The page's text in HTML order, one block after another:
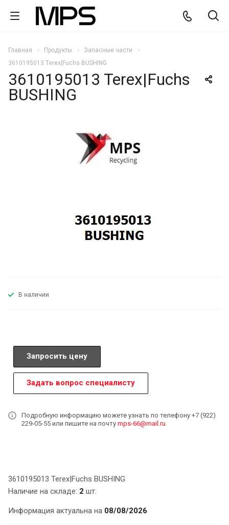
Главная Продукты
Запасные части
3610195013 Terex|Fuchs BUSHING
3610195013 Terex|Fuchs
BUSHING
В наличии
Запросить цену
Задать вопрос специалисту
Подробную информацию можете узнать по телефону +7 (922)
229-05-55 или пишите на почту mps-66@mail.ru
3610195013 Terex|Fuchs BUSHING
Наличие на складе: 2 шт.
Информация актуальна на 08/08/2026